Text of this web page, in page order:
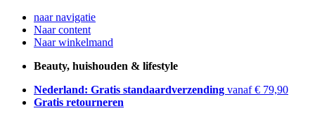
naar navigatie
Naar content
Naar winkelmand
Beauty, huishouden & lifestyle
Nederland: Gratis standaardverzending vanaf € 79,90
Gratis retourneren